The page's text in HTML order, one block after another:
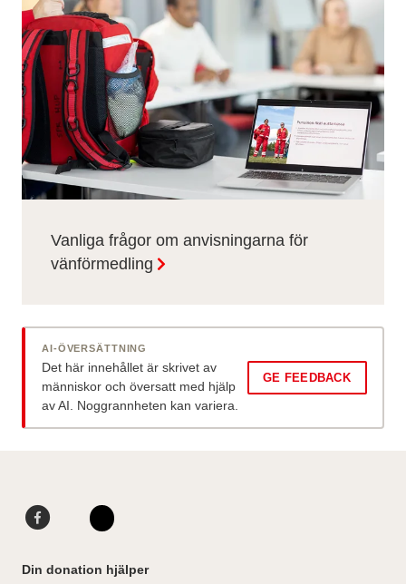
Vanliga frågor om anvisningarna för
vänförmedling
AI-ÖVERSÄTTNING
Det här innehållet är skrivet av
människor och översatt med hjälp
av AI. Noggrannheten kan variera.
GE FEEDBACK
cn
n
Din donation hjälper